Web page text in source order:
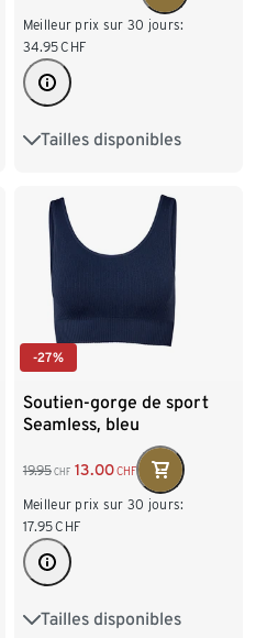
Meilleur prix sur 30 jours:
34.95CHF
Tailles disponibles
XS 32/34 S 36/38
XL 48/50
-27%
Soutien-gorge de sport
Seamless, bleu
19.95 CHF 13.00CHF
Meilleur prix sur 30 jours:
17.95CHF
Tailles disponibles
XS 32/34 S 36/38